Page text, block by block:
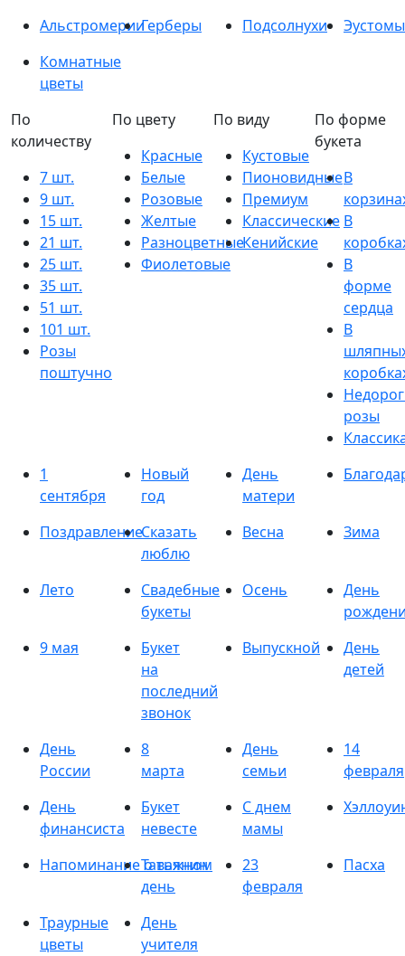
АльстромерииГерберы Подсолнухи
Эустомы
Комнатные
цветы
По
количеству
7 шт.
9 шт.
15 шт.
21 шт.
25 шт.
35 шт.
51 шт.
101 шт.
Розы
поштучно
По цвету
Красные
Белые
Розовые
Желтые
Разноцветные
Фиолетовые
По виду
Кустовые
Пионовидные
Премиум
Классические
Кенийские
По форме
букета
В
В
В
форме
сердца
В
розы
1
сентября
Новый
год
День
матери
ПоздравлениеСказать
люблю
Весна Зима
Лето
Свадебные
букеты
Осень
День
9 мая
Букет
на
последний
звонок
Выпускной
День
детей
День
России
8
марта
День
семьи
14
февраля
День
финансиста
Букет
невесте
С днем
мамы
Напоминание о важном
Татьянин
день
23
февраля
Пасха
Траурные
цветы
День
учителя